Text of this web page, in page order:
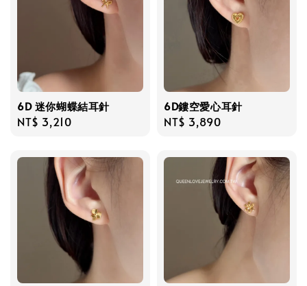
6D 迷你蝴蝶結耳針
Regular
NT$ 3,210
6D鏤空愛心耳針
Regular
NT$ 3,890